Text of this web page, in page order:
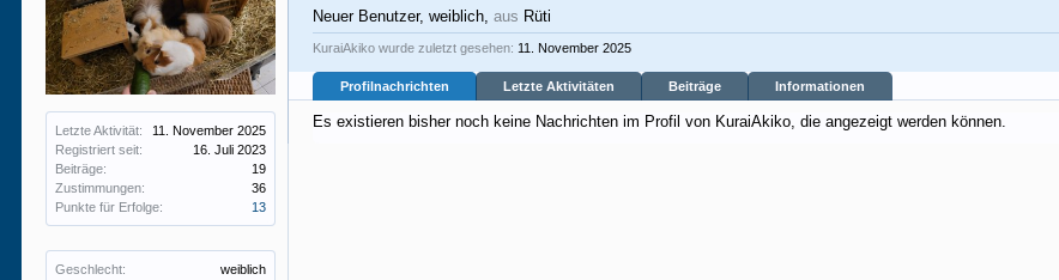
Letzte Aktivität:
11. November 2025
Registriert seit:
16. Juli 2023
Beiträge:
19
Zustimmungen:
36
Punkte für Erfolge:
13
Geschlecht:
weiblich
Neuer Benutzer, weiblich,aus Rüti
KuraiAkiko wurde zuletzt gesehen: 11. November 2025
Profilnachrichten Letzte Aktivitäten Beiträge Informationen
Es existieren bisher noch keine Nachrichten im Profil von KuraiAkiko, die angezeigt werden können.